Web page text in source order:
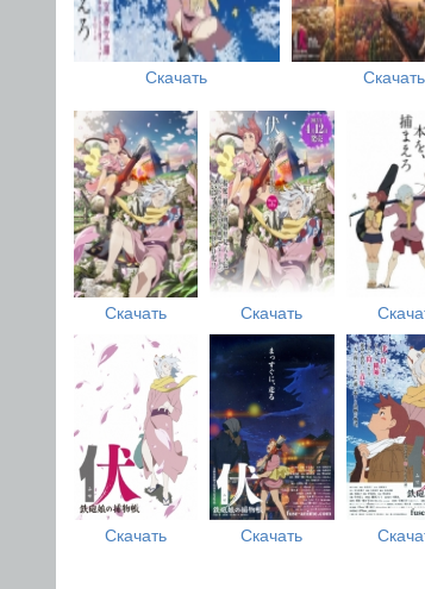
Скачать Скачать
Скачать Скачать
Скачать Скачать